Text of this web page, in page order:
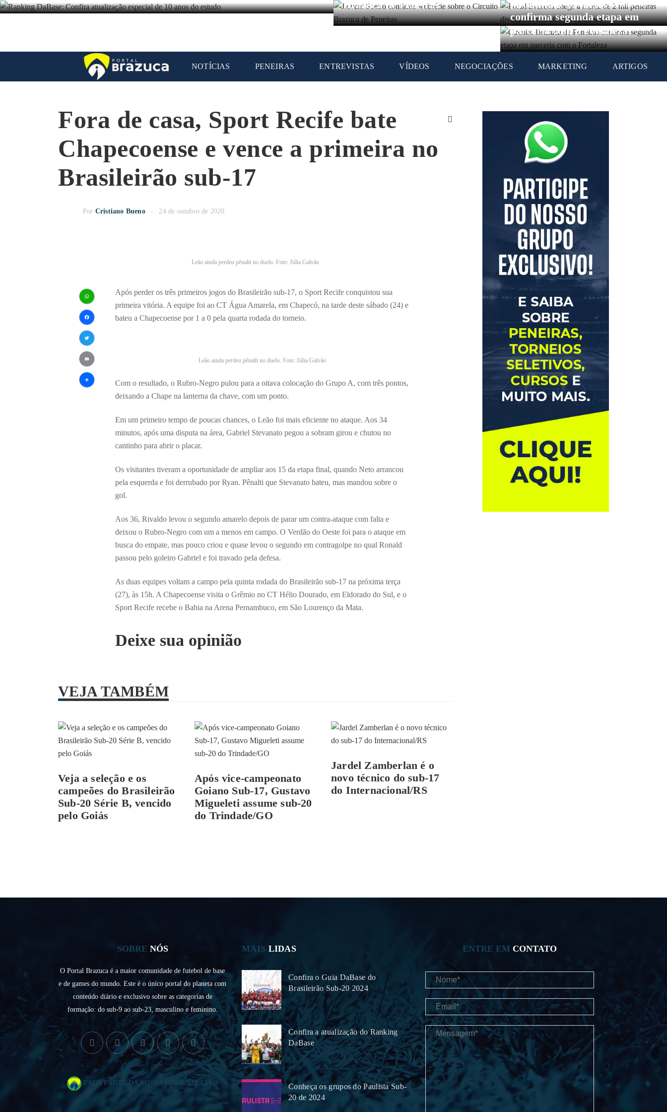
Brazuca de Peneiras nos últimos 12 meses
Circuito Brazuca de Peneiras
confirma segunda etapa em
parceria com o Fortaleza
NOTÍCIAS PENEIRAS ENTREVISTAS VÍDEOS NEGOCIAÇÕES MARKETING ARTIGOS
Fora de casa, Sport Recife bate
Chapecoense e vence a primeira no
Brasileirão sub-17
Por Cristiano Bueno 24 de outubro de 2020
Leão ainda perdeu pênalti no duelo. Foto: Júlia Galvão
WhatsApp
Facebook
Twitter
Email
Após perder os três primeiros jogos do Brasileirão sub-17, o Sport Recife conquistou sua
primeira vitória. A equipe foi ao CT Água Amarela, em Chapecó, na tarde deste sábado (24) e
bateu a Chapecoense por 1 a 0 pela quarta rodada do torneio.
Leão ainda perdeu pênalti no duelo. Foto: Júlia Galvão
Com o resultado, o Rubro-Negro pulou para a oitava colocação do Grupo A, com três pontos,
deixando a Chape na lanterna da chave, com um ponto.
Em um primeiro tempo de poucas chances, o Leão foi mais eficiente no ataque. Aos 34
minutos, após uma disputa na área, Gabriel Stevanato pegou a sobram girou e chutou no
cantinho para abrir o placar.
Os visitantes tiveram a oportunidade de ampliar aos 15 da etapa final, quando Neto arrancou
pela esquerda e foi derrubado por Ryan. Pênalti que Stevanato bateu, mas mandou sobre o
gol.
Aos 36, Rivaldo levou o segundo amarelo depois de parar um contra-ataque com falta e
deixou o Rubro-Negro com um a menos em campo. O Verdão do Oeste foi para o ataque em
busca do empate, mas pouco criou e quase levou o segundo em contragolpe no qual Ronald
passou pelo goleiro Gabriel e foi travado pela defesa.
As duas equipes voltam a campo pela quinta rodada do Brasileirão sub-17 na próxima terça
(27), às 15h. A Chapecoense visita o Grêmio no CT Hélio Dourado, em Eldorado do Sul, e o
Sport Recife recebe o Bahia na Arena Pernambuco, em São Lourenço da Mata.
Deixe sua opinião
VEJA TAMBÉM
Veja a seleção e os
campeões do Brasileirão
Sub-20 Série B, vencido
pelo Goiás
Após vice-campeonato
Goiano Sub-17, Gustavo
Migueleti assume sub-20
do Trindade/GO
Jardel Zamberlan é o
novo técnico do sub-17
do Internacional/RS
SOBRE NÓS
O Portal Brazuca é a maior comunidade de futebol de base
e de games do mundo. Este é o único portal do planeta com
conteúdo diário e exclusivo sobre as categorias de
formação: do sub-9 ao sub-23, masculino e feminino.
FAÇA PARTE DA NOSSA COMUNIDADE!!
MAIS LIDAS
Confira o Guia DaBase do
Brasileirão Sub-20 2024
Confira a atualização do Ranking
DaBase
Conheça os grupos do Paulista Sub-
20 de 2024
ENTRE EM CONTATO